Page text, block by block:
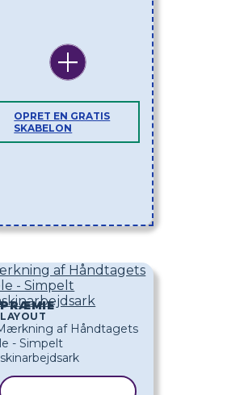
OPRET EN GRATIS
SKABELON
af Håndtagets
- Simpelt
PRÆMIE
LAYOUT